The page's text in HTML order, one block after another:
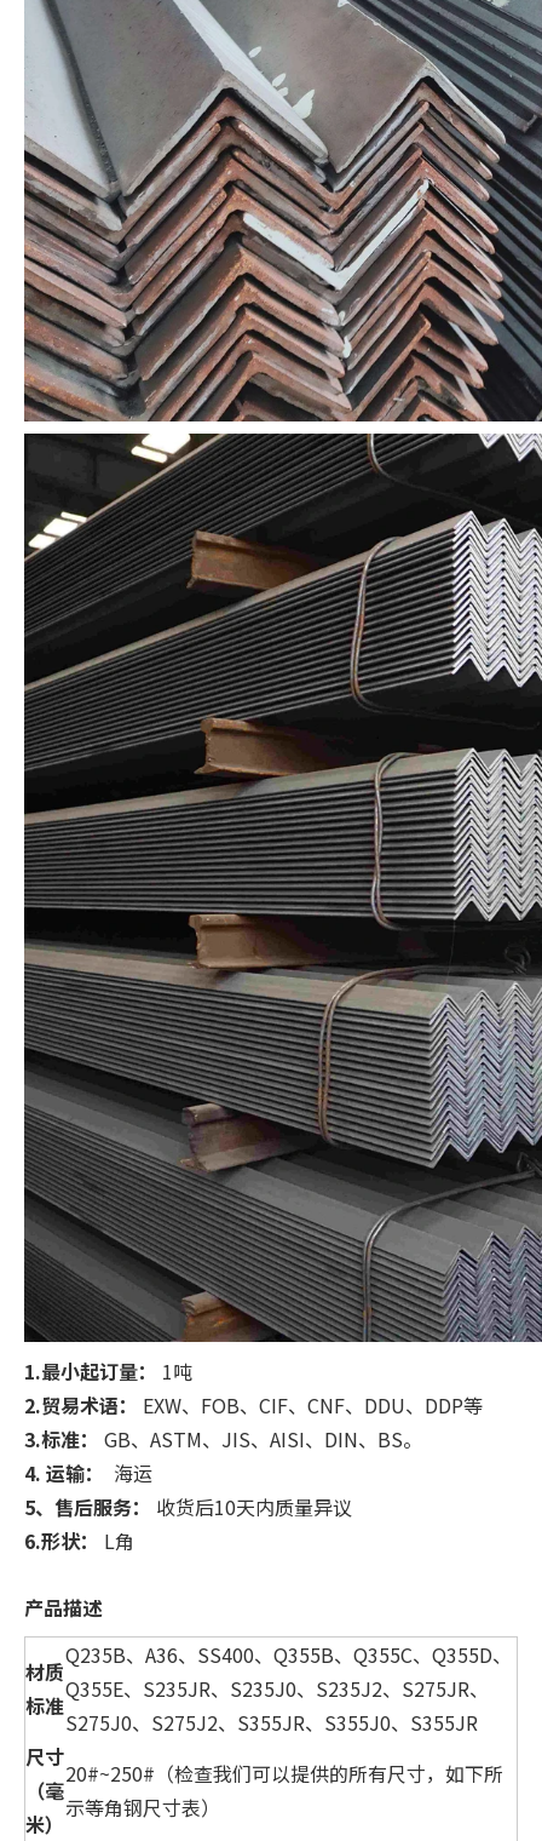
1.最小起订量： 1吨
2.贸易术语： EXW、FOB、CIF、CNF、DDU、DDP等
3.标准： GB、ASTM、JIS、AISI、DIN、BS。
4. 运输：
海运
5、售后服务： 收货后10天内质量异议
6.形状： L角
产品描述
材质
标准
Q235B、A36、SS400、Q355B、Q355C、Q355D、
Q355E、S235JR、S235J0、S235J2、S275JR、
S275J0、S275J2、S355JR、S355J0、S355JR
尺寸
（毫
米）
20#~250#（检查我们可以提供的所有尺寸，如下所
示等角钢尺寸表）